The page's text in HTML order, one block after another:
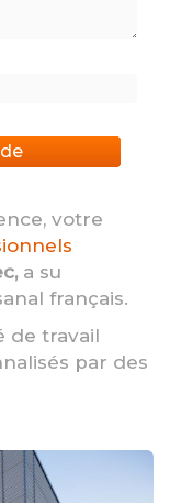
votre
a su
français.
de travail
par des